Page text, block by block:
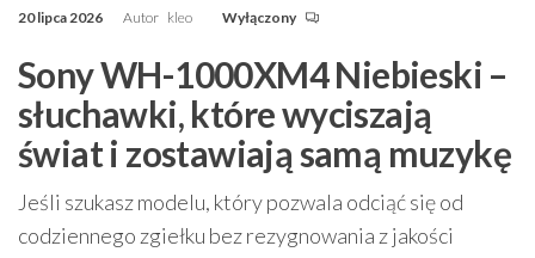
20 lipca 2026 Autor kleo Wyłączony
Sony WH-1000XM4 Niebieski –
słuchawki, które wyciszają
świat i zostawiają samą muzykę
Jeśli szukasz modelu, który pozwala odciąć się od
codziennego zgiełku bez rezygnowania z jakości